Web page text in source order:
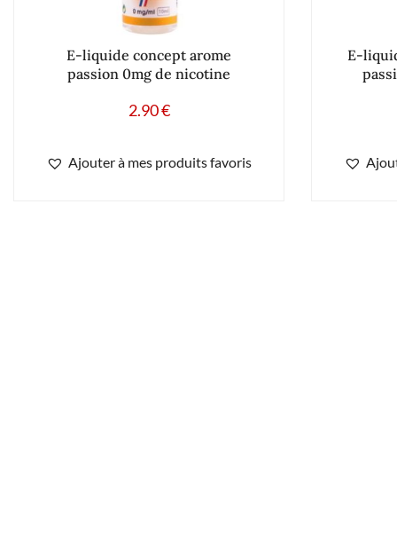
E-liquide concept arome
passion 0mg de nicotine
2.90€
Ajouter à mes produits favoris
E-